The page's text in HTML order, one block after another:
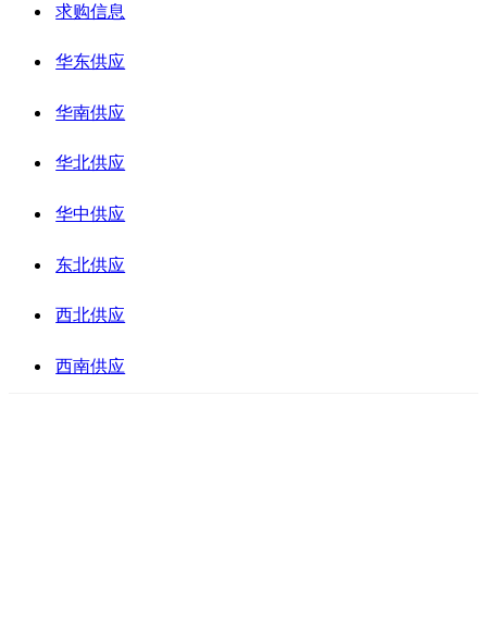
求购信息
华东供应
华南供应
华北供应
华中供应
东北供应
西北供应
西南供应